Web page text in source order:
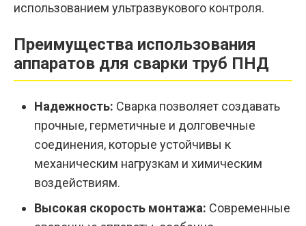
использованием ультразвукового контроля.
Преимущества использования
аппаратов для сварки труб ПНД
Надежность: Сварка позволяет создавать
прочные, герметичные и долговечные
соединения, которые устойчивы к
механическим нагрузкам и химическим
воздействиям.
Высокая скорость монтажа: Современные